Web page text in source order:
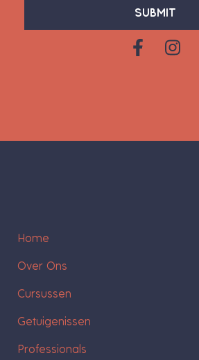
SUBMIT
Home
Over Ons
Cursussen
Getuigenissen
Professionals